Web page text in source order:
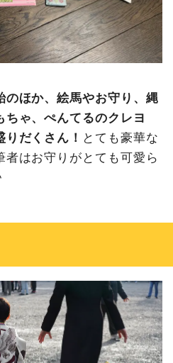
のほか、絵馬やお守り、縄
ゃ、ぺんてるのクレヨ
だくさん！ とても豪華な
はお守りがとても可愛ら